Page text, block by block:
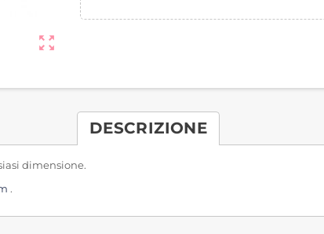
zoom_out_map
DESCRIZIONE
dimensione.
.